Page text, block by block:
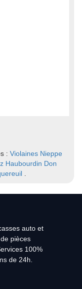
: Violaines Nieppe
Haubourdin Don
auto et
pièces
100%
de 24h.